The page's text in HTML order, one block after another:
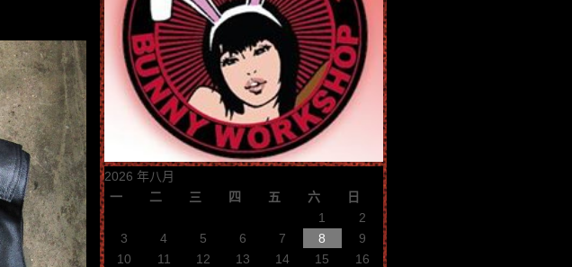
2026 年八月
一
二 三 四 五 六 日
1
2
3
4 5 6 7 8
9
10
11 12 13 14 15
16